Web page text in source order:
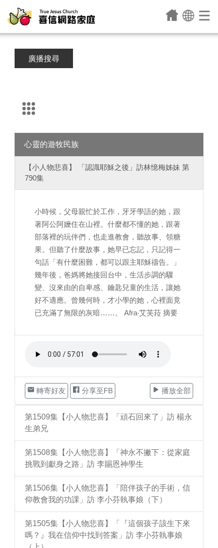
廣播搜尋
心靈的遊牧民族
【小人物悲喜】 「認識耶穌之後」訪林憶梅姊妹 第
790集
小時候，父母親忙於工作，牙牙學語的她，跟
著阿公阿嬤住在山裡。什麼都不懂的她，跟著
部落裡的玩伴們，也走進教會，聽故事、領糖
果。但聽了什麼故事，她早已忘記，只記得一
句話「有什麼困難，都可以跟主耶穌禱告。」
幾年後，爸媽將她接回台中，生活步調的驟
變、沒來由的自卑感、鑰匙兒童的生活，讓她
好不適應。曾幾何時，才小學的她，心裡面竟
已充滿了無限的灰暗……。 Afra‧艾芙菈 摘要
轉寄好友 分享至FB 播放全部
第1509集【小人物悲喜】「頑石回來了」訪 楊永
生弟兄
第1508集【小人物悲喜】「神永不撇下：從家庭
挑戰到獻身之路」訪 李賜恩神學生
第1506集【小人物悲喜】「陪伴孩子的手術，信
仰教會我的功課」訪 李小芬執事娘（下）
第1505集【小人物悲喜】「『這個孩子該生下來
嗎？』我在信仰中找到答案」訪 李小芬執事娘